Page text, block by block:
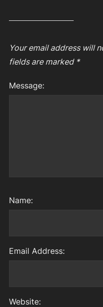
Your email address will
fields are marked *
Message:
Name:
Email Address:
Website: